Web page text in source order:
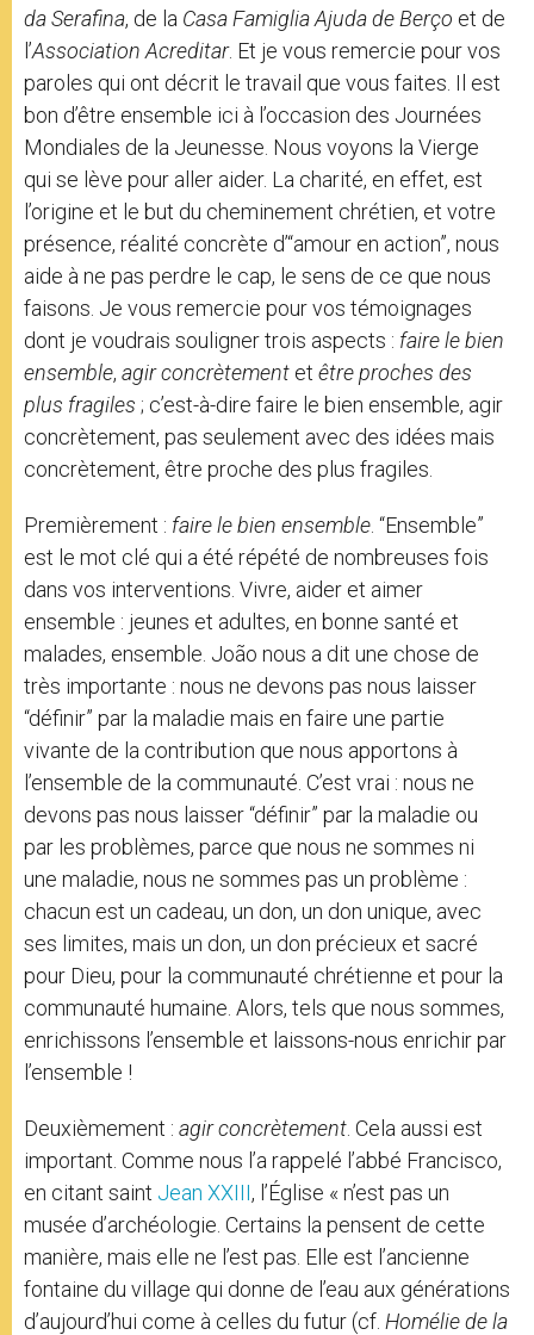
da Serafina, de la Casa Famiglia Ajuda de Berço et de
l’Association Acreditar. Et je vous remercie pour vos
paroles qui ont décrit le travail que vous faites. Il est
bon d’être ensemble ici à l’occasion des Journées
Mondiales de la Jeunesse. Nous voyons la Vierge
qui se lève pour aller aider. La charité, en effet, est
l’origine et le but du cheminement chrétien, et votre
présence, réalité concrète d’“amour en action”, nous
aide à ne pas perdre le cap, le sens de ce que nous
faisons. Je vous remercie pour vos témoignages
dont je voudrais souligner trois aspects : faire le bien
ensemble, agir concrètement et être proches des
plus fragiles ; c’est-à-dire faire le bien ensemble, agir
concrètement, pas seulement avec des idées mais
concrètement, être proche des plus fragiles.
Premièrement : faire le bien ensemble . “Ensemble”
est le mot clé qui a été répété de nombreuses fois
dans vos interventions. Vivre, aider et aimer
ensemble : jeunes et adultes, en bonne santé et
malades, ensemble. João nous a dit une chose de
très importante : nous ne devons pas nous laisser
“définir” par la maladie mais en faire une partie
vivante de la contribution que nous apportons à
l’ensemble de la communauté. C’est vrai : nous ne
devons pas nous laisser “définir” par la maladie ou
par les problèmes, parce que nous ne sommes ni
une maladie, nous ne sommes pas un problème :
chacun est un cadeau, un don, un don unique, avec
ses limites, mais un don, un don précieux et sacré
pour Dieu, pour la communauté chrétienne et pour la
communauté humaine. Alors, tels que nous sommes,
enrichissons l’ensemble et laissons-nous enrichir par
l’ensemble !
Deuxièmement : agir concrètement . Cela aussi est
important. Comme nous l’a rappelé l’abbé Francisco,
en citant saint Jean XXIII, l’Église « n’est pas un
musée d’archéologie. Certains la pensent de cette
manière, mais elle ne l’est pas. Elle est l’ancienne
fontaine du village qui donne de l’eau aux générations
d’aujourd’hui come à celles du futur (cf. Homélie de la